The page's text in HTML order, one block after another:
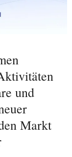
und
Markt